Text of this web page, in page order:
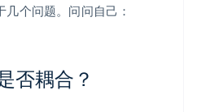
个问题。问问自己：
否耦合？